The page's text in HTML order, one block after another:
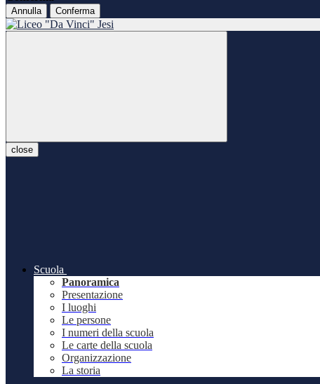
Annulla Conferma
close
Scuola
Panoramica
Presentazione
I luoghi
Le persone
I numeri della scuola
Le carte della scuola
Organizzazione
La storia